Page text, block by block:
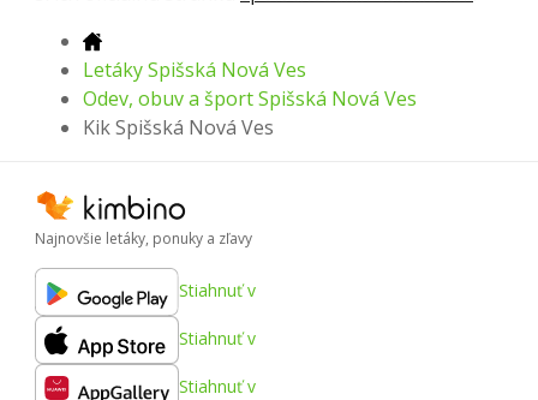
Letáky Spišská Nová Ves
Odev, obuv a šport Spišská Nová Ves
Kik Spišská Nová Ves
Najnovšie letáky, ponuky a zľavy
Stiahnuť v
Stiahnuť v
Stiahnuť v